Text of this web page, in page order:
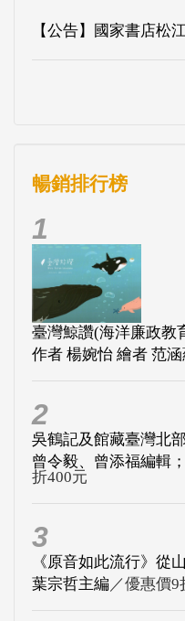
【公告】國家書店松
暢銷排行榜
1
臺灣鯨讚(海洋廉政教
作者 楊婉怡 繪者 范
2
吳鶴記及館藏臺灣北
曾令毅、曾添福編輯
折400元
3
《原音如此流行》從
葉宗哲主編 ／優惠價9